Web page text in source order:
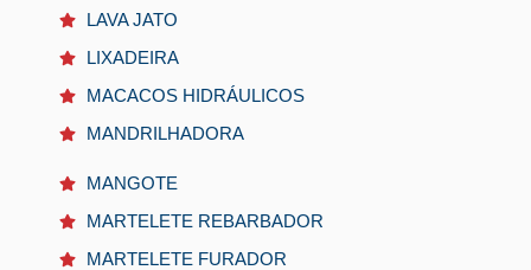
LAVA JATO
LIXADEIRA
MACACOS HIDRÁULICOS
MANDRILHADORA
MANGOTE
MARTELETE REBARBADOR
MARTELETE FURADOR